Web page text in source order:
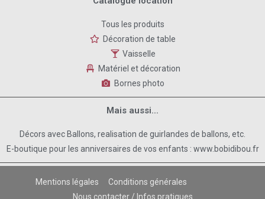
Tous les produits
Décoration de table
Vaisselle
Matériel et décoration
Bornes photo
Mais aussi...
Décors avec Ballons, realisation de guirlandes de ballons, etc.
E-boutique pour les anniversaires de vos enfants : www.bobidibou.fr
Mentions légales
Conditions générales
Nous contacter / Infos pratiques